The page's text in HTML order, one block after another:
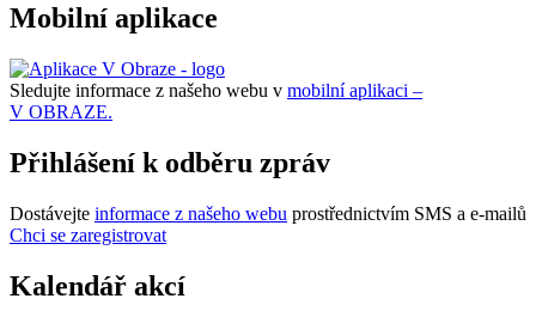
Mobilní aplikace
Sledujte informace z našeho webu v mobilní aplikaci –
V OBRAZE.
Přihlášení k odběru zpráv
Dostávejte informace z našeho webu prostřednictvím SMS a e-mailů
Chci se zaregistrovat
Kalendář akcí